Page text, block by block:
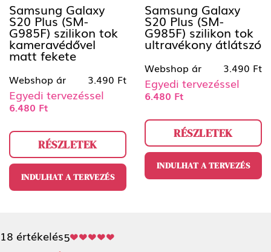
Samsung Galaxy
S20 Plus (SM-
G985F) szilikon tok
kameravédővel
matt fekete
Webshop ár 3.490 Ft
Egyedi tervezéssel
6.480 Ft
RÉSZLETEK
INDULHAT A TERVEZÉS
Samsung Galaxy
S20 Plus (SM-
G985F) szilikon tok
ultravékony átlátszó
Webshop ár 3.490 Ft
Egyedi tervezéssel
6.480 Ft
RÉSZLETEK
INDULHAT A TERVEZÉS
18 értékelés5